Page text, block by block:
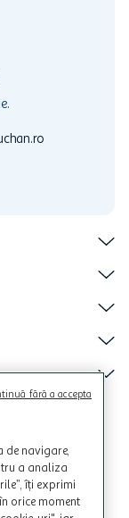
de navigare,
a analiza
îți exprimi
orice moment
fără a accepta